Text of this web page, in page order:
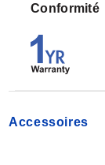
Conformité
Accessoires